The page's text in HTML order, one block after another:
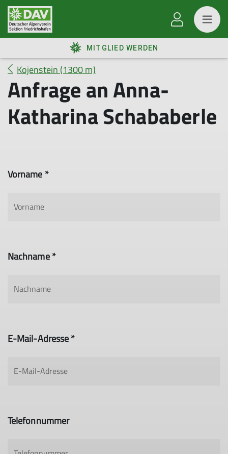
MITGLIED WERDEN
Kojenstein (1300 m)
Anfrage an Anna-
Katharina Schababerle
Vorname *
Nachname *
E-Mail-Adresse *
Telefonnummer